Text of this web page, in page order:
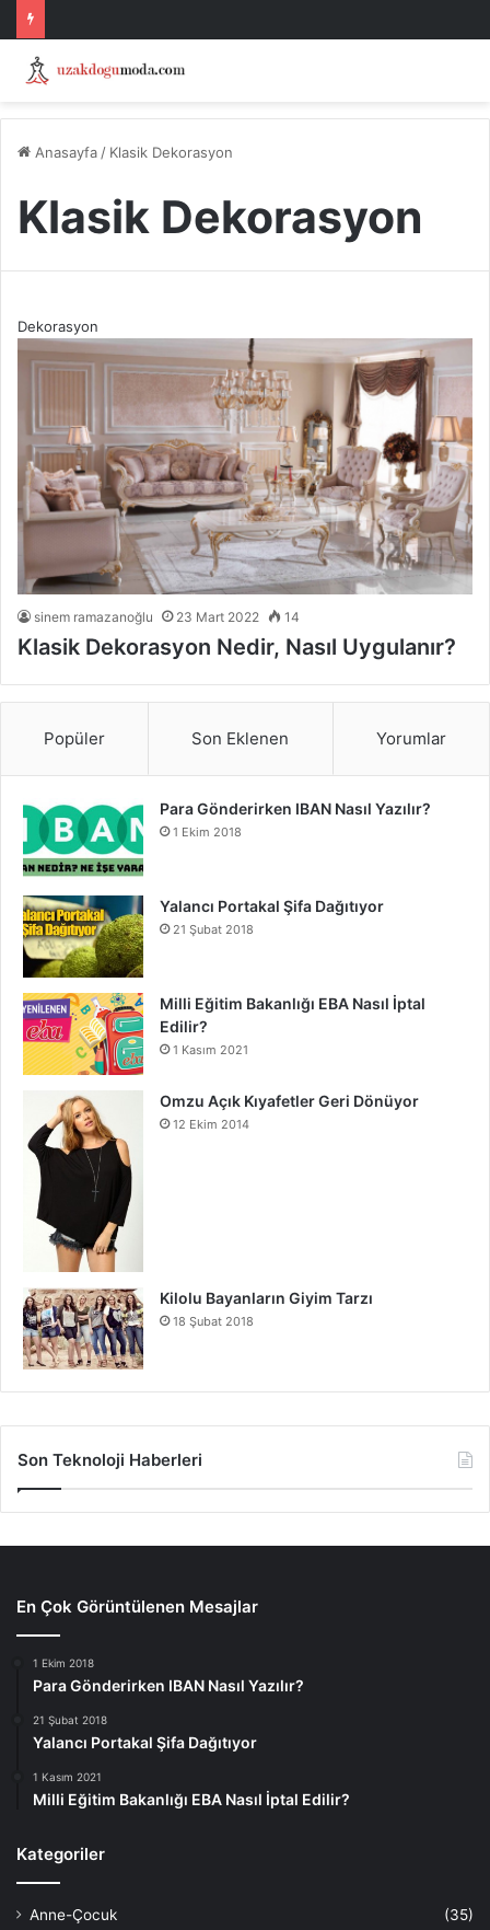
Anasayfa / Klasik Dekorasyon
Klasik Dekorasyon
Dekorasyon
sinem ramazanoğlu 23 Mart 2022 14
Klasik Dekorasyon Nedir, Nasıl Uygulanır?
Popüler Son Eklenen Yorumlar
Para Gönderirken IBAN Nasıl Yazılır?
1 Ekim 2018
Yalancı Portakal Şifa Dağıtıyor
21 Şubat 2018
Milli Eğitim Bakanlığı EBA Nasıl İptal
Edilir?
1 Kasım 2021
Omzu Açık Kıyafetler Geri Dönüyor
12 Ekim 2014
Kilolu Bayanların Giyim Tarzı
18 Şubat 2018
Son Teknoloji Haberleri
En Çok Görüntülenen Mesajlar
1 Ekim 2018
Para Gönderirken IBAN Nasıl Yazılır?
21 Şubat 2018
Yalancı Portakal Şifa Dağıtıyor
1 Kasım 2021
Milli Eğitim Bakanlığı EBA Nasıl İptal Edilir?
Kategoriler
Anne-Çocuk
(35)